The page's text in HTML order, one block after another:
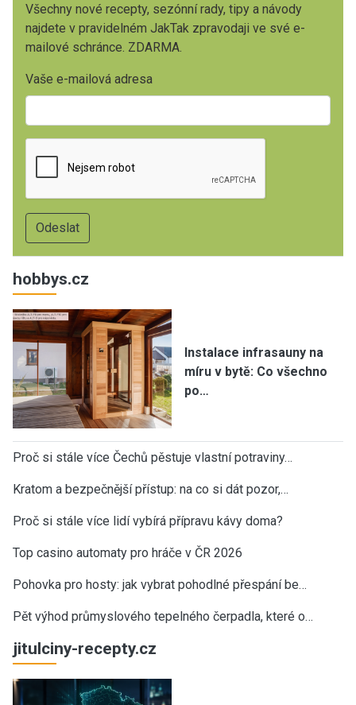
Všechny nové recepty, sezónní rady, tipy a návody
najdete v pravidelném JakTak zpravodaji ve své e-
mailové schránce. ZDARMA.
Vaše e-mailová adresa
hobbys.cz
Instalace infrasauny na
míru v bytě: Co všechno
po…
Proč si stále více Čechů pěstuje vlastní potraviny…
Kratom a bezpečnější přístup: na co si dát pozor,…
Proč si stále více lidí vybírá přípravu kávy doma?
Top casino automaty pro hráče v ČR 2026
Pohovka pro hosty: jak vybrat pohodlné přespání be…
Pět výhod průmyslového tepelného čerpadla, které o…
jitulciny-recepty.cz